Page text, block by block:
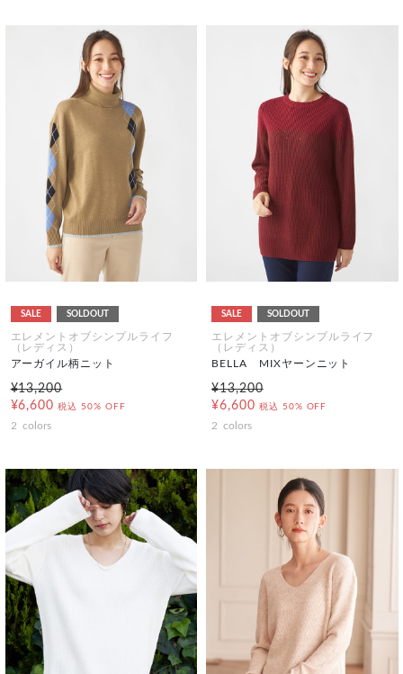
SALE SOLDOUT
エレメントオブシンプルライフ
（レディス）
アーガイル柄ニット
¥13,200
¥6,600 税込 50% OFF
2 colors
SALE SOLDOUT
エレメントオブシンプルライフ
（レディス）
BELLA MIXヤーンニット
¥13,200
¥6,600 税込 50% OFF
2 colors